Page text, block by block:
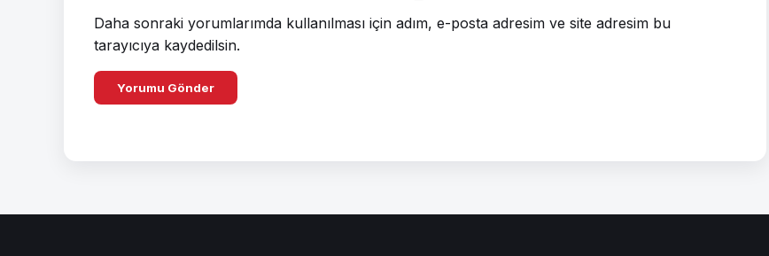
Daha sonraki yorumlarımda kullanılması için adım, e-posta adresim ve site adresim bu
tarayıcıya kaydedilsin.